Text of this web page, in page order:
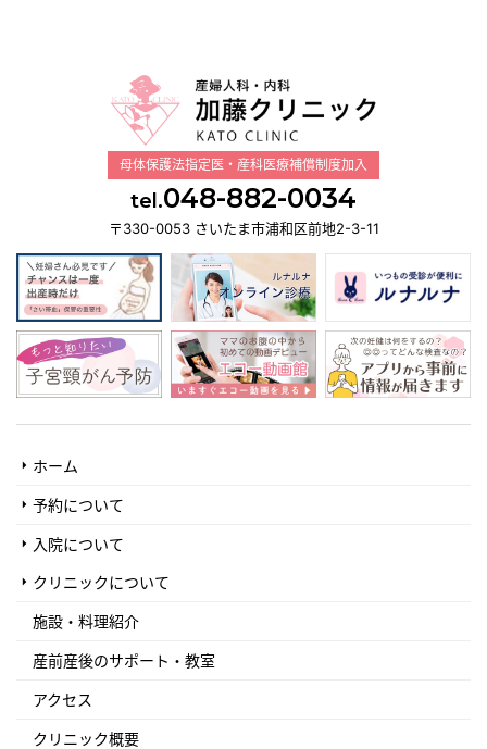
母体保護法指定医・産科医療補償制度加入
tel.048-882-0034
〒330-0053 さいたま市浦和区前地2-3-11
ホーム
予約について
入院について
クリニックについて
施設・料理紹介
産前産後のサポート・教室
アクセス
クリニック概要